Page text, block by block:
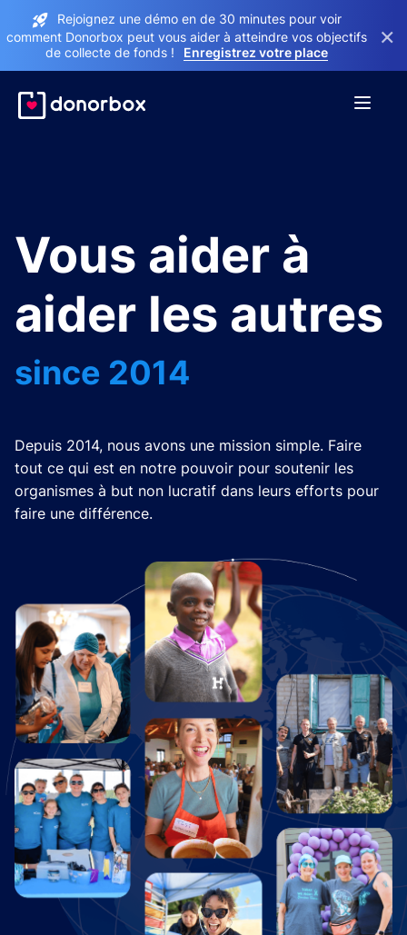
Rejoignez une démo en de 30 minutes pour voir
comment Donorbox peut vous aider à atteindre vos objectifs
de collecte de fonds !
Enregistrez votre place
×
Vous aider à
aider les autres
since 2014
Depuis 2014, nous avons une mission simple. Faire
tout ce qui est en notre pouvoir pour soutenir les
organismes à but non lucratif dans leurs efforts pour
faire une différence.